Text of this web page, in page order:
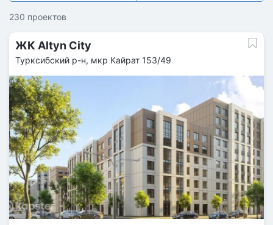
230 проектов
ЖК Altyn City
Турксибский р-н, мкр Кайрат 153/49